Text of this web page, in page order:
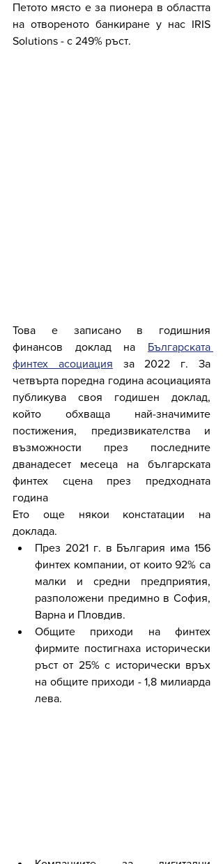
Петото място е за пионера в областта
на отвореното банкиране у нас IRIS
Solutions - с 249% ръст.
Това е записано в годишния
финансов доклад на Българската
финтех асоциация за 2022 г. За
четвърта поредна година асоциацията
публикува своя годишен доклад,
който обхваща най-значимите
постижения, предизвикателства и
възможности през последните
дванадесет месеца на българската
финтех сцена през предходната
година
Ето още някои констатации на
доклада.
През 2021 г. в България има 156
финтех компании, от които 92% са
малки и средни предприятия,
разположени предимно в София,
Варна и Пловдив.
Общите приходи на финтех
фирмите постигнаха исторически
ръст от 25% с исторически връх
на общите приходи - 1,8 милиарда
лева.